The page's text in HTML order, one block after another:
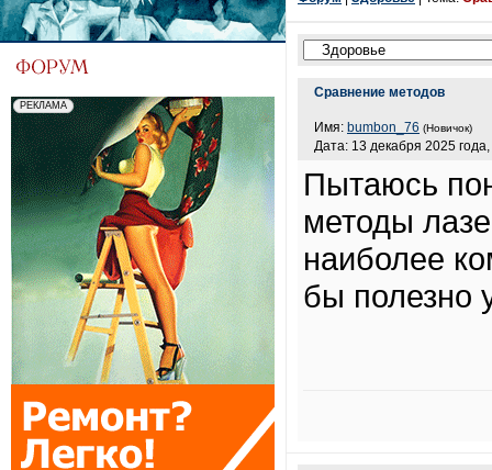
Сравнение методов
Имя: bumbon_76 (Новичок)
Дата: 13 декабря 2025
Пытаюсь
методы
наиболее
бы полезно